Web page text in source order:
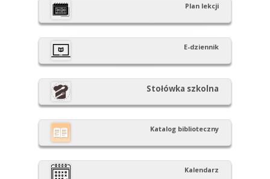
boczny
Plan lekcji
E-dziennik
Stołówka szkolna
Katalog biblioteczny
Kalendarz